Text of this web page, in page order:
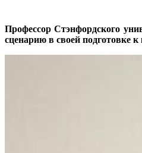
Профессор Стэнфордского
сценарию в своей подготовке